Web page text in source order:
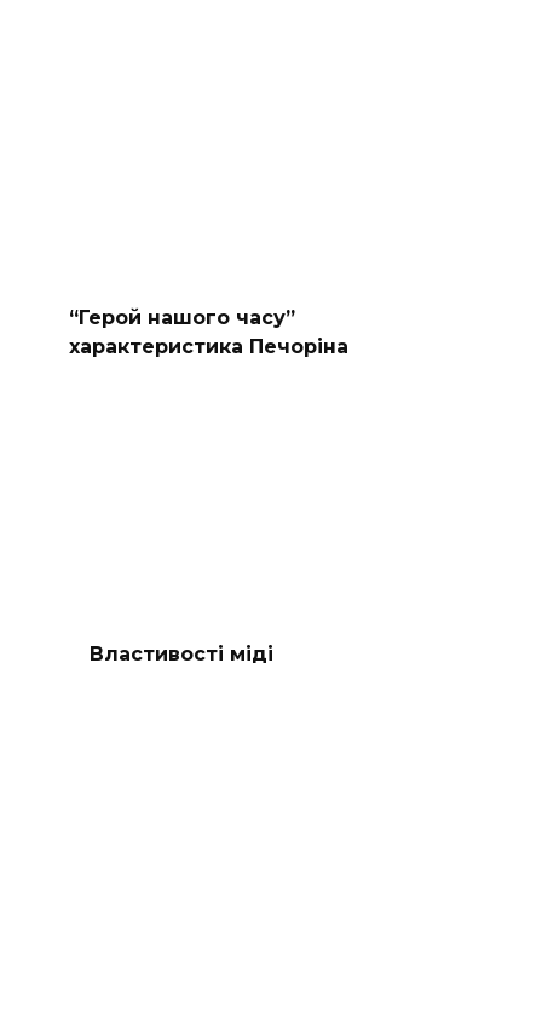
“Герой нашого часу”
характеристика Печоріна
Властивості міді